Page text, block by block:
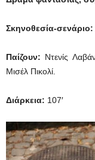
Σκηνοθεσία-σενάριο:
Παίζουν: Ντενίς
Μισέλ Πικολί.
Διάρκεια: 107′